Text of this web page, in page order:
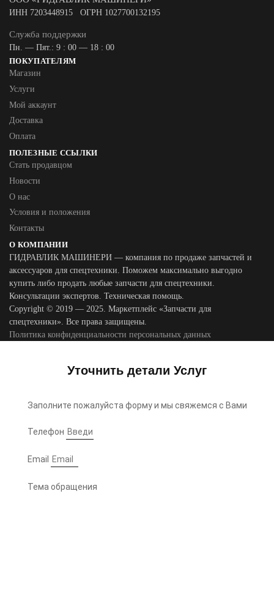
ИНН 7203448915 ОГРН 1027700132195
Служба поддержки
Пн. — Пят.: 9 : 00 — 18 : 00
ПОКУПАТЕЛЯМ
Магазин
Услуги
Мой аккаунт
Доставка
Оплата
ПОЛЕЗНЫЕ ССЫЛКИ
Стать продавцом
Новости
О нас
Условия и положения
Контакты
О КОМПАНИИ
ГИДРАВЛИК МАШИНЕРИ — компания по продаже запчастей и
аксессуаров для спецтехники. Поможем максимально выгодно
купить либо продать любые запчасти для спецтехники.
Консультации экспертов. Техническая помощь.
Copyright © 2019 — 2025. Маркетплейс «Запчасти для
спецтехники». Все права защищены.
Политика конфиденциальности персональных данных
Уточнить детали Услуг
Заполните пожалуйста форму и мы свяжемся с Вами
Телефон
Email
Тема обращения